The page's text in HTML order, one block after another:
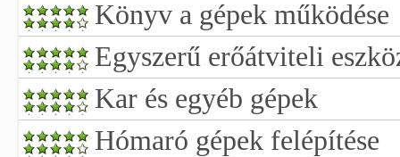
Könyv a gépek működése
Egyszerű erőátviteli
Kar és egyéb gépek
Hómaró gépek felépítése